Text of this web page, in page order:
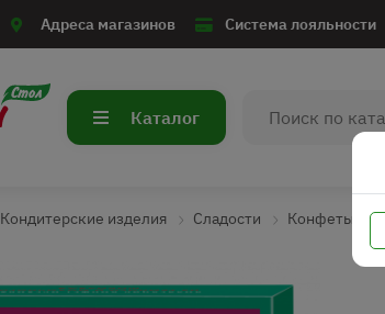
Адреса магазинов Система лояльности
Каталог
Кондитерские изделия Сладости Конфеты*